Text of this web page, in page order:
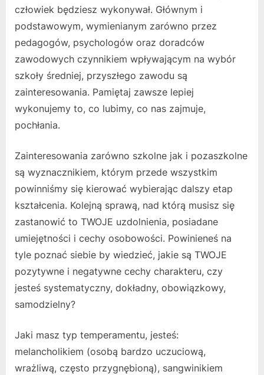
człowiek będziesz wykonywał. Głównym i
podstawowym, wymienianym zarówno przez
pedagogów, psychologów oraz doradców
zawodowych czynnikiem wpływającym na wybór
szkoły średniej, przyszłego zawodu są
zainteresowania. Pamiętaj zawsze lepiej
wykonujemy to, co lubimy, co nas zajmuje,
pochłania.
Zainteresowania zarówno szkolne jak i pozaszkolne
są wyznacznikiem, którym przede wszystkim
powinniśmy się kierować wybierając dalszy etap
kształcenia. Kolejną sprawą, nad którą musisz się
zastanowić to TWOJE uzdolnienia, posiadane
umiejętności i cechy osobowości. Powinieneś na
tyle poznać siebie by wiedzieć, jakie są TWOJE
pozytywne i negatywne cechy charakteru, czy
jesteś systematyczny, dokładny, obowiązkowy,
samodzielny?
Jaki masz typ temperamentu, jesteś:
melancholikiem (osobą bardzo uczuciową,
wrażliwą, często przygnębioną), sangwinikiem